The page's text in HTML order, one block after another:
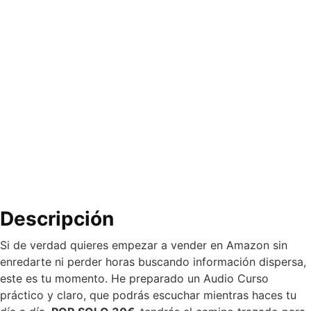
Descripción
Si de verdad quieres empezar a vender en Amazon sin
enredarte ni perder horas buscando información dispersa,
este es tu momento. He preparado un Audio Curso
práctico y claro, que podrás escuchar mientras haces tu